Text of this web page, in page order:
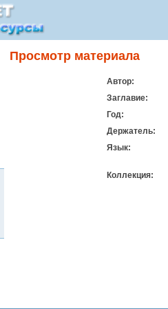
Просмотр материала
Автор:
Заглавие:
Год:
Держатель:
Язык:
Коллекция: